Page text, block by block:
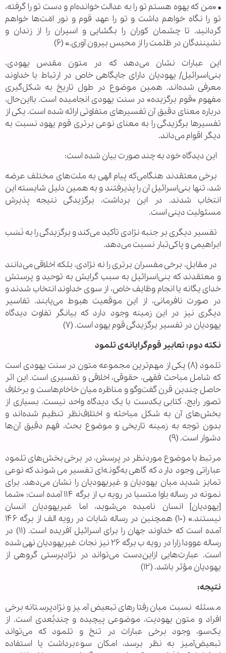
• «من‌ که‌ یهوه‌ هستم‌ تو را به‌ عدالت‌ خوانده‌ام‌ و دست‌ تو را گرفته،
تو را نگاه‌ خواهم‌ داشت‌ و تو را عهد قوم‌ و نور امّت‌ها خواهم‌
گردانید. تا چشمان‌ کوران‌ را بگشایی‌ و اسیران‌ را از زندان‌ و
نشینندگان‌ در ظلمت‌ را از محبس‌ بیرون‌ آوری.» (۶)
این عبارات نشان می‌دهد که در متون مقدس یهودی،
بنی‌اسرائیل/ یهودیان دارای جایگاهی خاص در ارتباط با خداوند
معرفی شده‌اند. همین موضوع در طول تاریخ به شکل‌گیری
مفهوم «قوم برگزیده» در سنت یهودی انجامیده است. بااین‌حال،
درباره معنای دقیق آن تفسیرهای متفاوتی ارائه شده است. یکی از
تفسیرها برگزیدگی را به معنای نوعی برتری قوم یهود نسبت به
دیگر اقوام می‌داند.
این دیدگاه خود به چند صورت بیان شده است:
برخی معتقدند هنگامی‌که پیام الهی به ملت‌های مختلف عرضه
شد، تنها بنی‌اسرائیل آن را پذیرفتند و به همین دلیل شایسته این
انتخاب شدند. در این برداشت، برگزیدگی نتیجه پذیرش
مسئولیت دینی است.
تفسیر دیگری بر جنبه نژادی تأکید می‌کند و برگزیدگی را به نَسَب
ابراهیمی و پاکی‌تبار نسبت می‌دهد.
در مقابل، برخی مفسران برتری را نه نژادی، بلکه اخلاقی می‌دانند
و معتقدند که بنی‌اسرائیل به سبب گرایش به توحید و پرستش
خدای یگانه یا انجام وظایف خاص، از سوی خداوند انتخاب شدند و
در صورت نافرمانی، از این موقعیت هبوط می‌یابند. تفاسیر
دیگری نیز در این زمینه وجود دارد که بیانگر تفاوت دیدگاه
یهودیان در تفسیر برگزیدگی قوم یهود است. (۷)
نکته دوم: تعابیر قوم‌گرایانه‌ی تلمود
تلمود (۸) یکی از مهم‌ترین مجموعه‌ متون در سنت یهودی است
که شامل مباحث فقهی، حقوقی، اخلاقی و تفسیری است. این اثر
حاصل چندین قرن گفت‌وگو و مناظره میان خاخام‌هاست و برخلاف
تصور رایج، کتابی یکدست با یک دیدگاه واحد نیست. بسیاری از
بخش‌های آن به شکل مباحثه و اختلاف‌نظر تنظیم شده‌اند و
بدون توجه به زمینه تاریخی و موضوع بحث، فهم دقیق آن‌ها
دشوار است. (۹)
مرتبط با موضوع موردنظر در پرسش، در برخی بخش‌های تلمود
عباراتی وجود دارد که گاهی به‌گونه‌ای تفسیر می‌شوند که نوعی
تمایز شدید میان یهودیان و غیریهودیان را نشان می‌دهد. برای
نمونه در رساله باوا متسیا در رویه ب از برگه ۱۱۴ آمده است: «شما
[یهودیان] انسان نامیده می‌شوید، اما غیریهودیان انسان
نیستند.» (۱۰) همچنین در رساله شابات در رویه الف از برگه ۱۴۶
آمده است که خداوند جهان را برای اسرائیل آفریده است. (۱۱) در
رساله عِوودا زارا در رویه ب برگه ۲۶ نیز نجات غیریهودیان نهی شده
است. عبارت‌هایی ازاین‌دست می‌تواند در نژادپرستی گروهی از
یهودیان مؤثر باشد. (۱۲)
نتیجه:
مسئله نسبت میان رفتارهای تبعیض‌آمیز و نژادپرستانه برخی
افراد و متون یهودیت، موضوعی پیچیده و چندبُعدی است. از
یک‌سو، وجود برخی عبارات در تنخ و تلمود که می‌تواند
تبعیض‌آمیز به نظر برسد، امکان سوءبرداشت یا استفاده